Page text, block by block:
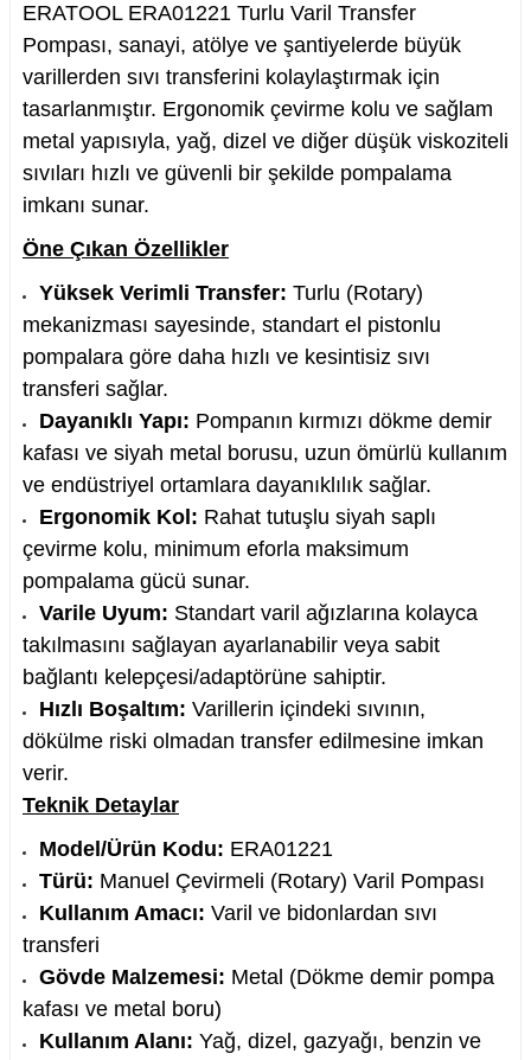
Ucu
ERATOOL ERA01221 Turlu Varil Transfer
Pompası, sanayi, atölye ve şantiyelerde büyük
varillerden sıvı transferini kolaylaştırmak için
tasarlanmıştır. Ergonomik çevirme kolu ve sağlam
metal yapısıyla, yağ, dizel ve diğer düşük viskoziteli
sıvıları hızlı ve güvenli bir şekilde pompalama
imkanı sunar.
Öne Çıkan Özellikler
Yüksek Verimli Transfer: Turlu (Rotary)
mekanizması sayesinde, standart el pistonlu
pompalara göre daha hızlı ve kesintisiz sıvı
transferi sağlar.
Dayanıklı Yapı: Pompanın kırmızı dökme demir
kafası ve siyah metal borusu, uzun ömürlü kullanım
ve endüstriyel ortamlara dayanıklılık sağlar.
Ergonomik Kol: Rahat tutuşlu siyah saplı
çevirme kolu, minimum eforla maksimum
pompalama gücü sunar.
Varile Uyum: Standart varil ağızlarına kolayca
takılmasını sağlayan ayarlanabilir veya sabit
bağlantı kelepçesi/adaptörüne sahiptir.
Hızlı Boşaltım: Varillerin içindeki sıvının,
dökülme riski olmadan transfer edilmesine imkan
verir.
Teknik Detaylar
Model/Ürün Kodu: ERA01221
Türü: Manuel Çevirmeli (Rotary) Varil Pompası
Kullanım Amacı: Varil ve bidonlardan sıvı
transferi
Gövde Malzemesi: Metal (Dökme demir pompa
kafası ve metal boru)
Kullanım Alanı: Yağ, dizel, gazyağı, benzin ve